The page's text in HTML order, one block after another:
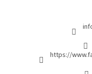
https://